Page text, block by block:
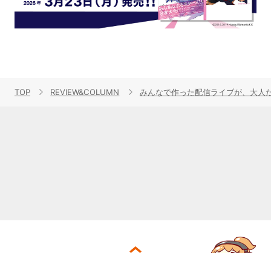
TOP REVIEW&COLUMN みんなで作った配信ライブが、大人